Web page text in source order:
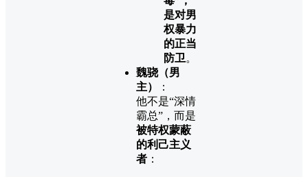
是对男
权暴力
的正当
防卫 。
魏骁（男
主）
：
他不是“深情
霸总”，而是
被特权蒙蔽
的利己主义
者 ：